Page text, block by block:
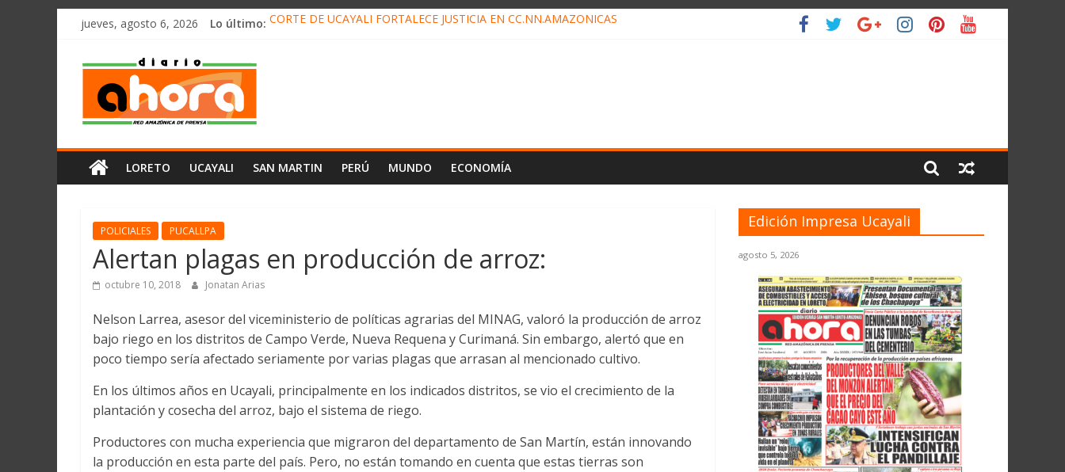
олимп казино
Saltarjueves, agosto 6, 2026 Lo último: CORTE DE UCAYALI FORTALECE JUSTICIA EN CC.NN.AMAZÓNICAS
Diario
Ahora
Cadena
Amazónica
de
Noticias
del
Perú,
Mundo
Ucayali,
San
Martín
Loreto
LORETO UCAYALI SAN MARTIN PERÚ MUNDO ECONOMÍA
POLICIALES PUCALLPA
Alertan plagas en producción de arroz:
octubre 10, 2018 Jonatan Arias
Nelson Larrea, asesor del viceministerio de políticas agrarias del MINAG, valoró la producción de arroz
bajo riego en los distritos de Campo Verde, Nueva Requena y Curimaná. Sin embargo, alertó que en
poco tiempo sería afectado seriamente por varias plagas que arrasan al mencionado cultivo.
En los últimos años en Ucayali, principalmente en los indicados distritos, se vio el crecimiento de la
plantación y cosecha del arroz, bajo el sistema de riego.
Productores con mucha experiencia que migraron del departamento de San Martín, están innovando
la producción en esta parte del país. Pero, no están tomando en cuenta que estas tierras son
Edición Impresa Ucayali
agosto 5, 2026